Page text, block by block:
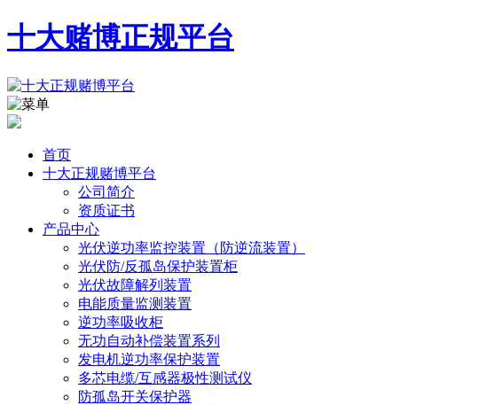
十大赌博正规平台
首页
十大正规赌博平台
公司简介
资质证书
产品中心
光伏逆功率监控装置（防逆流装置）
光伏防/反孤岛保护装置柜
光伏故障解列装置
电能质量监测装置
逆功率吸收柜
无功自动补偿装置系列
发电机逆功率保护装置
多芯电缆/互感器极性测试仪
防孤岛开关保护器